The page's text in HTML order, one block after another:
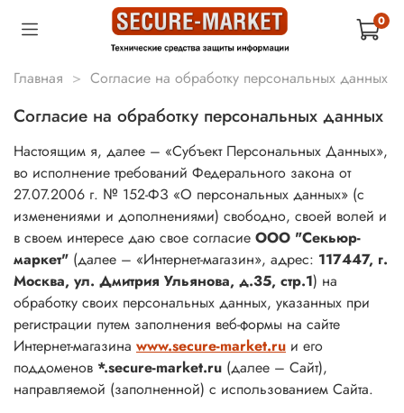
0
Главная Согласие на обработку персональных данных
Согласие на обработку персональных данных
Настоящим я, далее – «Субъект Персональных Данных»,
во исполнение требований Федерального закона от
27.07.2006 г. № 152-ФЗ «О персональных данных» (с
изменениями и дополнениями) свободно, своей волей и
в своем интересе даю свое согласие ООО "Секьюр-
маркет" (далее – «Интернет-магазин», адрес: 117447, г.
Москва, ул. Дмитрия Ульянова, д.35, стр.1) на
обработку своих персональных данных, указанных при
регистрации путем заполнения веб-формы на сайте
Интернет-магазина www.secure-market.ru и его
поддоменов *.secure-market.ru (далее – Сайт),
направляемой (заполненной) с использованием Сайта.